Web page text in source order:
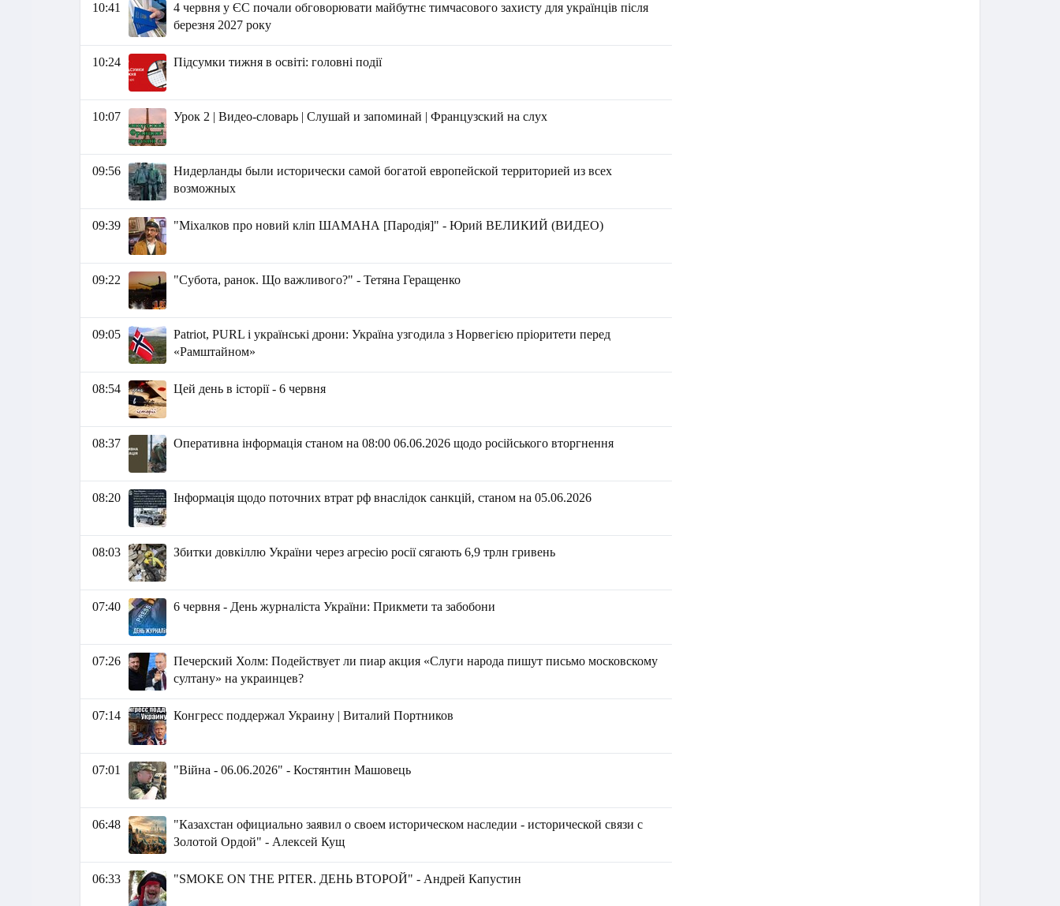
10:41
4 червня у ЄС почали обговорювати майбутнє тимчасового захисту для українців після
березня 2027 року
10:24 Підсумки тижня в освіті: головні події
10:07 Урок 2 | Видео-словарь | Слушай и запоминай | Французский на слух
09:56
Нидерланды были исторически самой богатой европейской территорией из всех
возможных
09:39 "Міхалков про новий кліп ШАМАНА [Пародія]" - Юрий ВЕЛИКИЙ (ВИДЕО)
09:22 "Субота, ранок. Що важливого?" - Тетяна Геращенко
09:05
Patriot, PURL і українські дрони: Україна узгодила з Норвегією пріоритети перед
«Рамштайном»
08:54 Цей день в історії - 6 червня
08:37 Оперативна інформація станом на 08:00 06.06.2026 щодо російського вторгнення
08:20 Інформація щодо поточних втрат рф внаслідок санкцій, станом на 05.06.2026​
08:03 Збитки довкіллю України через агресію росії сягають 6,9 трлн гривень
07:40 6 червня - День журналіста України: Прикмети та забобони
07:26
Печерский Холм: Подействует ли пиар акция «Слуги народа пишут письмо московскому
султану» на украинцев?
07:14 Конгресс поддержал Украину | Виталий Портников
07:01 "Війна - 06.06.2026" - Костянтин Машовець
06:48
"Казахстан официально заявил о своем историческом наследии - исторической связи с
Золотой Ордой" - Алексей Кущ
06:33 "SMOKE ON THE PITER. ДЕНЬ ВТОРОЙ" - Андрей Капустин